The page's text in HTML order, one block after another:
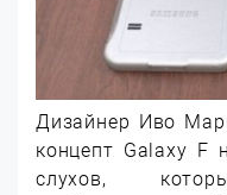
Дизайнер Иво
концепт Galaxy F
слухов,